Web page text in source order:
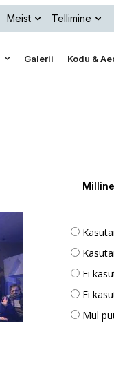
Meist Tellimine
Galerii Kodu &
Ei
Ei
Mul